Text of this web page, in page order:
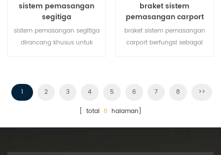
sistem pemasangan
segitiga
sistem pemasangan segitiga
dirancang khusus untuk
disesuaikan yang
menyediakan kebutuhan
daya seluruh gedung.
braket sistem
pemasangan carport
braket sistem pemasangan
carport berfungsi sebagai
terbarukan.
1 2 3 4 5 6 7 8 >>
[ total 8 halaman]